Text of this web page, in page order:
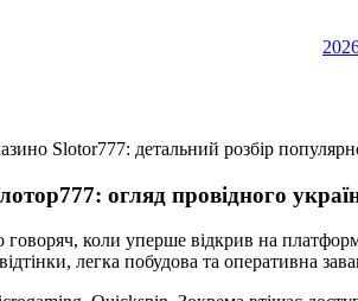
Slotor777: детальний розбір
огляд провідного
говоряч, коли уперше відкрив на
легка побудова та оперативна